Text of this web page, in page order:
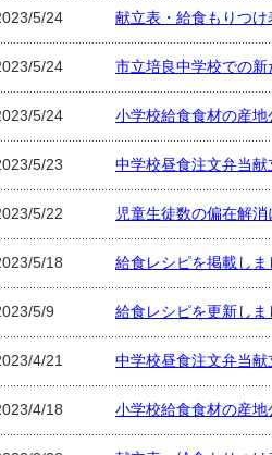
5/24 献立表・給食もりつ
5/24 市立培良中学校での
5/24 小学校給食食材の産
5/23 中学校昼食注文弁当
5/22 児童生徒数の偏在解
5/18 給食レシピを掲載しま
5/9 給食レシピを更新しま
4/21 中学校昼食注文弁当
4/18 小学校給食食材の産